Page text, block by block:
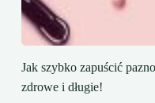
Jak szybko zapuścić
zdrowe i długie!